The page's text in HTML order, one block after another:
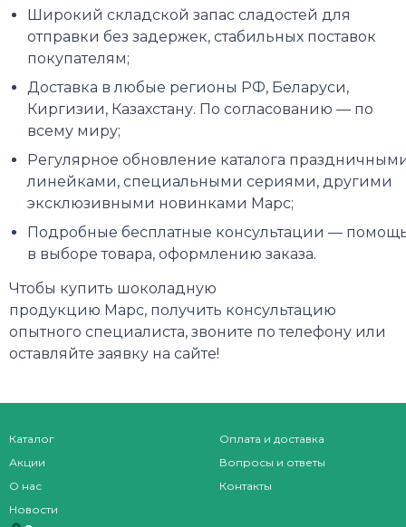
Широкий складской запас сладостей для
отправки без задержек, стабильных поставок
покупателям;
Доставка в любые регионы РФ, Беларуси,
Киргизии, Казахстану. По согласованию — по
всему миру;
Регулярное обновление каталога
линейками, специальными сериями, другими
эксклюзивными новинками Марс;
Подробные бесплатные консультации —
в выборе товара, оформлению заказа.
Чтобы купить шоколадную
продукцию Марс, получить консультацию
опытного специалиста, звоните по телефону или
оставляйте заявку на сайте!
Каталог
Акции
О нас
Новости
Оплата и доставка
Вопросы и ответы
Контакты